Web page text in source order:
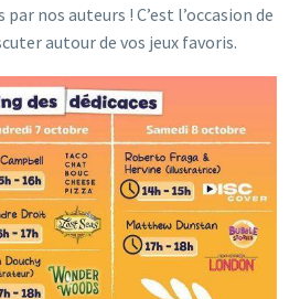
nos auteurs ! C’est l’occasion de
autour de vos jeux favoris.